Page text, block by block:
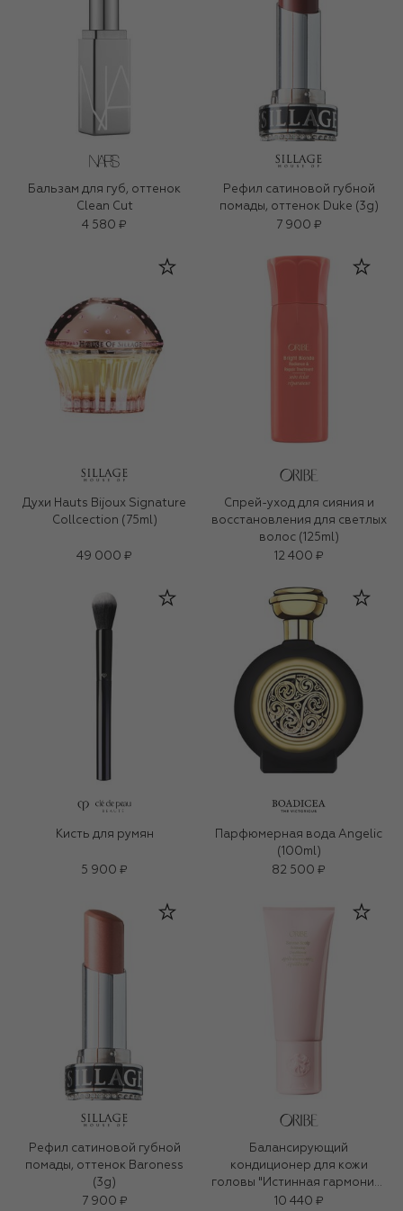
Бальзам для губ, оттенок
Clean Cut
4 580 ₽
Рефил сатиновой губной
помады, оттенок Duke (3g)
7 900 ₽
Духи Hauts Bijoux Signature
Collcection (75ml)
49 000 ₽
Спрей-уход для сияния и
восстановления для светлых
волос (125ml)
12 400 ₽
Кисть для румян
5 900 ₽
Парфюмерная вода Angelic
(100ml)
82 500 ₽
Рефил сатиновой губной
помады, оттенок Baroness
(3g)
7 900 ₽
Балансирующий
кондиционер для кожи
головы "Истинная гармония"
(200ml)
10 440 ₽